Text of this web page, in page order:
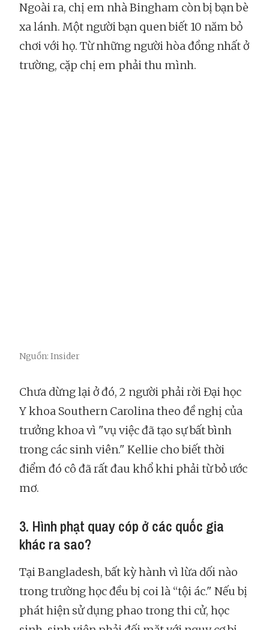
Ngoài ra, chị em nhà Bingham còn bị bạn bè
xa lánh. Một người bạn quen biết 10 năm bỏ
chơi với họ. Từ những người hòa đồng nhất ở
trường, cặp chị em phải thu mình.
Nguồn: Insider
Chưa dừng lại ở đó, 2 người phải rời Đại học
Y khoa Southern Carolina theo đề nghị của
trưởng khoa vì "vụ việc đã tạo sự bất bình
trong các sinh viên." Kellie cho biết thời
điểm đó cô đã rất đau khổ khi phải từ bỏ ước
mơ.
3. Hình phạt quay cóp ở các quốc gia
khác ra sao?
Tại Bangladesh, bất kỳ hành vì lừa dối nào
trong trường học đều bị coi là “tội ác." Nếu bị
phát hiện sử dụng phao trong thi cử, học